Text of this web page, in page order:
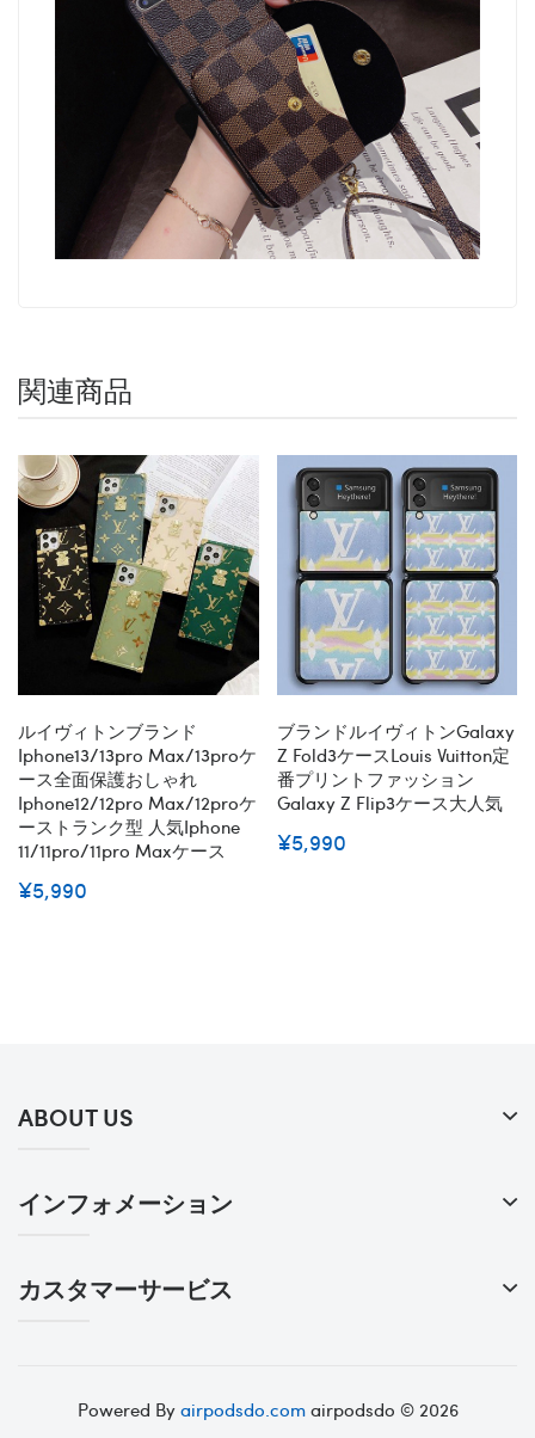
関連商品
ルイヴィトンブランド
Iphone13/13pro Max/13proケ
ース全面保護おしゃれ
Iphone12/12pro Max/12proケ
ーストランク型 人気iphone
11/11pro/11pro Maxケース
¥5,990
ブランドルイヴィトンGalaxy
Z Fold3ケースLouis Vuitton定
番プリントファッション
Galaxy Z Flip3ケース大人気
¥5,990
ABOUT US
インフォメーション
カスタマーサービス
Powered Byairpodsdo.comairpodsdo © 2026